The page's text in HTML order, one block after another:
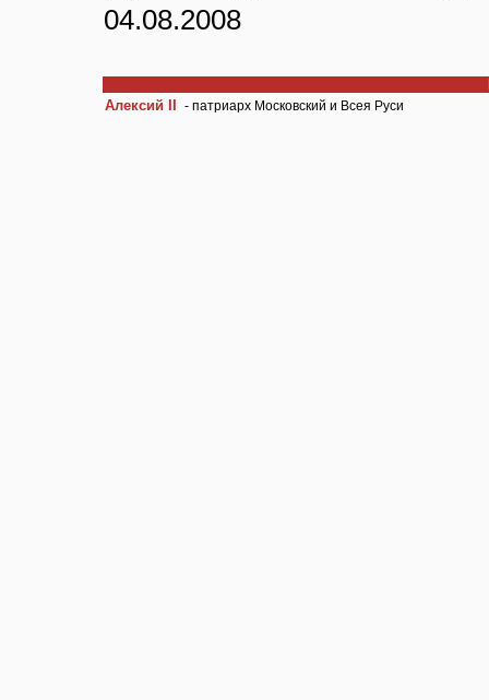
04.08.2008
Алексий II
- патриарх Московский и Всея Руси